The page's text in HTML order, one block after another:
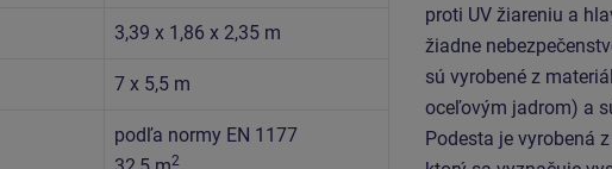
3,39 x 1,86 x 2,35 m
7 x 5,5 m
podľa normy EN 1177
2
proti UV žiareniu a
žiadne
sú vyrobené z
oceľovým jadrom) a
Podesta je vyrobená